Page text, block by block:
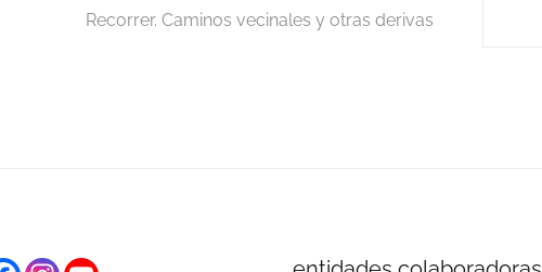
Recorrer. Caminos vecinales y otras derivas